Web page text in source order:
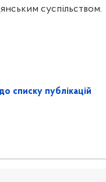
суспільством.
списку публікацій